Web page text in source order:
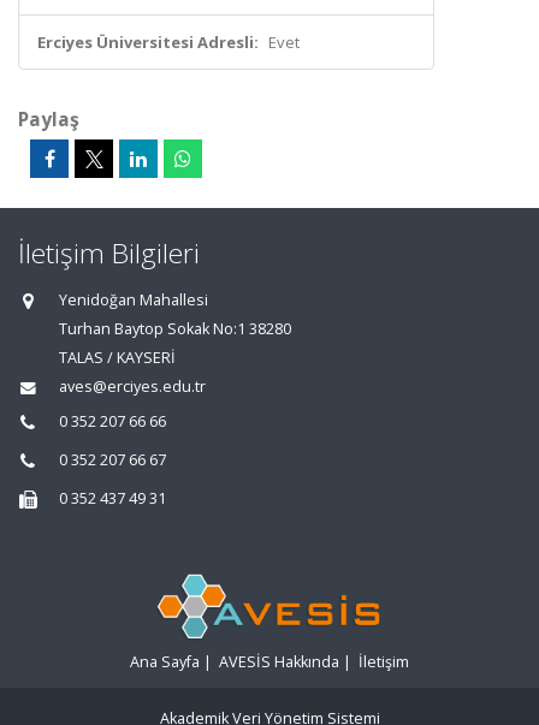
Erciyes Üniversitesi Adresli: Evet
Paylaş
İletişim Bilgileri
Yenidoğan Mahallesi
Turhan Baytop Sokak No:1 38280
TALAS / KAYSERİ
aves@erciyes.edu.tr
0 352 207 66 66
0 352 207 66 67
0 352 437 49 31
Ana Sayfa | AVESİS Hakkında | İletişim
Akademik Veri Yönetim Sistemi